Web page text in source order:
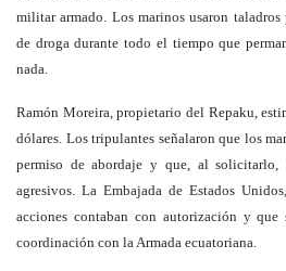
militar armado. Los marinos usaron taladros
de droga durante todo el tiempo que
nada.
Ramón Moreira, propietario del Repaku,
dólares. Los tripulantes señalaron que los
permiso de abordaje y que, al solicitarlo,
agresivos. La Embajada de Estados
acciones contaban con autorización y que
coordinación con la Armada ecuatoriana.